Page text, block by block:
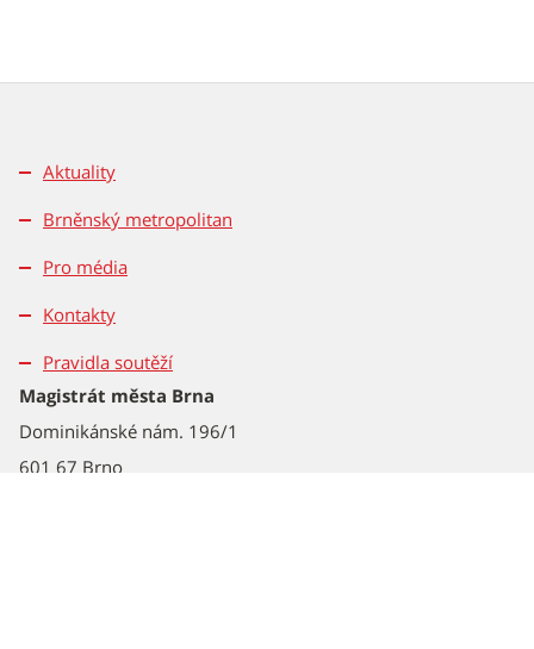
Aktuality
Brněnský metropolitan
Pro média
Kontakty
Pravidla soutěží
Magistrát města Brna
Dominikánské nám. 196/1
601 67 Brno